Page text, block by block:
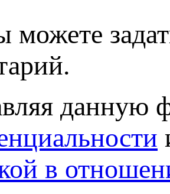
можете
данную
в